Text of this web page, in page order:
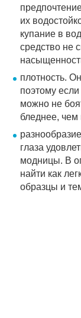
их
купание в
средство не
плотность.
поэтому
можно не
бледнее, чем
глаза
модницы. В
найти как
образцы и